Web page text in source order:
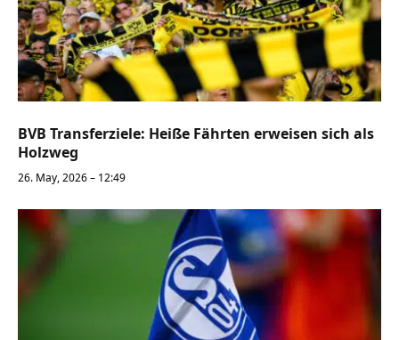
BVB Transferziele: Heiße Fährten erweisen sich als
Holzweg
26. May, 2026 – 12:49